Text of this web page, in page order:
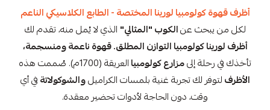
أظرف قهوة كولومبيا لورينا المختصة - الطابع الكلاسيكي الناعم
لكل من يبحث عنالكوب "المثالي" الذي لا يُمل منه، تقدم لك
أظرف لورينا كولومبيا التوازن المطلق. قهوة ناعمة ومنسجمة،
تأخذك في رحلة إلىمزارع كولومبياالعريقة (1700م). صُممت هذه
الأظرفلتوفر لك تجربة غنية بلمسات الكراميلوالشوكولاتةفي أي
وقت، دون الحاجة لأدوات تحضير معقدة.